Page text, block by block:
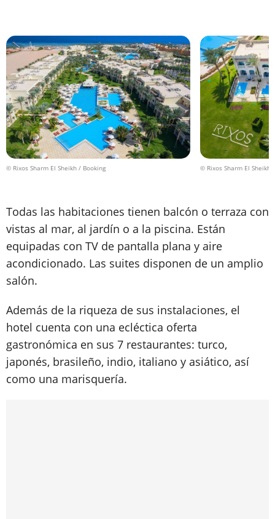
© Rixos Sharm El Sheikh / Booking © Rixos Sharm El Sheikh
Todas las habitaciones tienen balcón o terraza con
vistas al mar, al jardín o a la piscina. Están
equipadas con TV de pantalla plana y aire
acondicionado. Las suites disponen de un amplio
salón.
Además de la riqueza de sus instalaciones, el
hotel cuenta con una ecléctica oferta
gastronómica en sus 7 restaurantes: turco,
japonés, brasileño, indio, italiano y asiático, así
como una marisquería.